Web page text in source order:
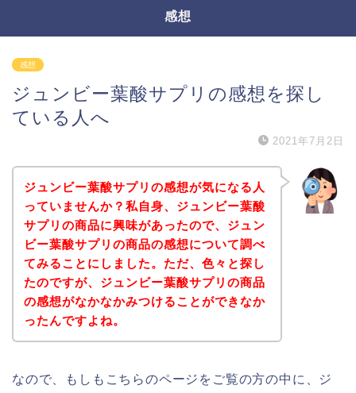
感想
感想
ジュンビー葉酸サプリの感想を探し
ている人へ
2021年7月2日
ジュンビー葉酸サプリの感想が気になる人
っていませんか？私自身、ジュンビー葉酸
サプリの商品に興味があったので、ジュン
ビー葉酸サプリの商品の感想について調べ
てみることにしました。ただ、色々と探し
たのですが、ジュンビー葉酸サプリの商品
の感想がなかなかみつけることができなか
ったんですよね。
なので、もしもこちらのページをご覧の方の中に、ジ